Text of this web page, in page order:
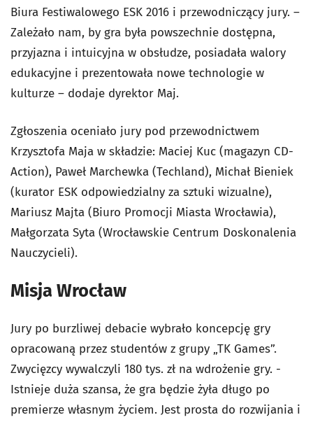
Biura Festiwalowego ESK 2016 i przewodniczący jury. –
Zależało nam, by gra była powszechnie dostępna,
przyjazna i intuicyjna w obsłudze, posiadała walory
edukacyjne i prezentowała nowe technologie w
kulturze – dodaje dyrektor Maj.
Zgłoszenia oceniało jury pod przewodnictwem
Krzysztofa Maja w składzie: Maciej Kuc (magazyn CD-
Action), Paweł Marchewka (Techland), Michał Bieniek
(kurator ESK odpowiedzialny za sztuki wizualne),
Mariusz Majta (Biuro Promocji Miasta Wrocławia),
Małgorzata Syta (Wrocławskie Centrum Doskonalenia
Nauczycieli).
Misja Wrocław
Jury po burzliwej debacie wybrało koncepcję gry
opracowaną przez studentów z grupy „TK Games”.
Zwycięzcy wywalczyli 180 tys. zł na wdrożenie gry. -
Istnieje duża szansa, że gra będzie żyła długo po
premierze własnym życiem. Jest prosta do rozwijania i